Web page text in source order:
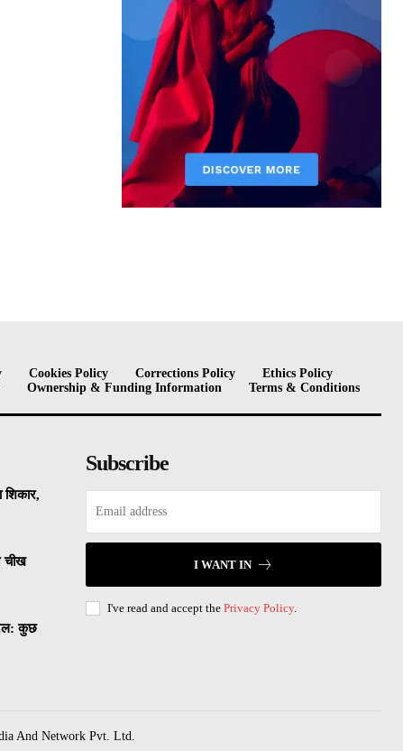
Cookies Policy Corrections Policy
Ethics Policy
Ownership & Funding Information Terms & Conditions
शिकार,
चीख
कुछ
Subscribe
I WANT IN
I've read and accept the Privacy Policy.
And Network Pvt. Ltd.